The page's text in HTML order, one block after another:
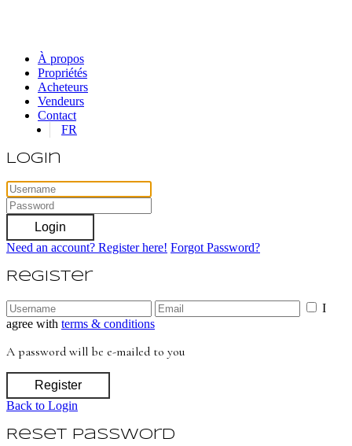
À propos
Propriétés
Acheteurs
Vendeurs
Contact
FR
Login
Login
Need an account? Register here! Forgot Password?
Register
I
agree with terms & conditions
A password will be e-mailed to you
Register
Back to Login
Reset Password